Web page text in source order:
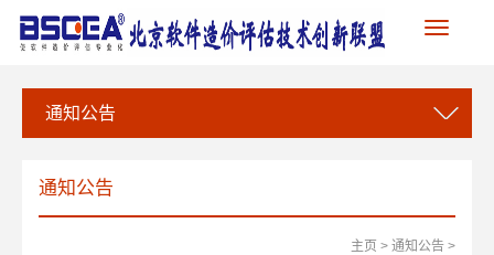
Toggle
navigation
通知公告
通知公告
主页 > 通知公告 >